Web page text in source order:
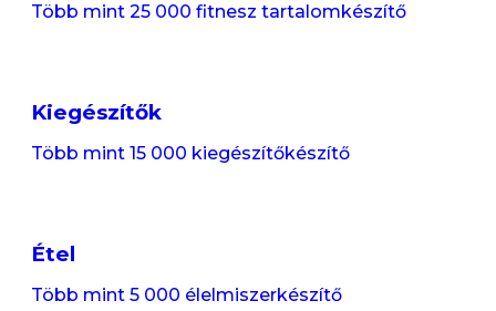
Több mint 25 000 fitnesz tartalomkészítő
Kiegészítők
Több mint 15 000 kiegészítőkészítő
Étel
Több mint 5 000 élelmiszerkészítő